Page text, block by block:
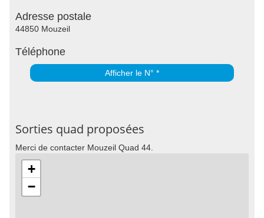
Adresse postale
44850 Mouzeil
Téléphone
Afficher le N° *
Sorties quad proposées
Merci de contacter Mouzeil Quad 44.
+
−